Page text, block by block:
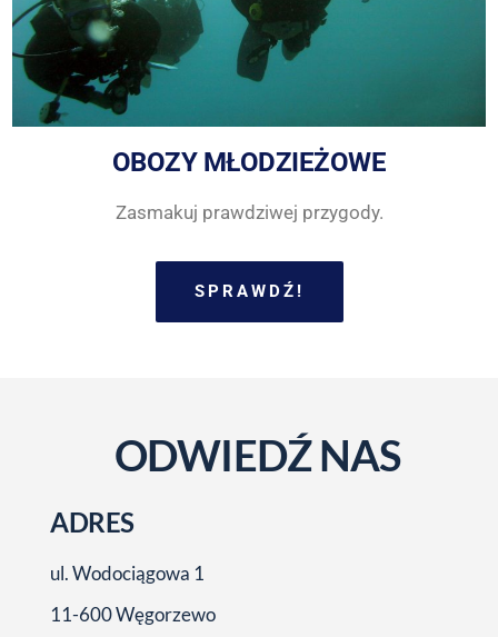
OBOZY MŁODZIEŻOWE
Zasmakuj prawdziwej przygody.
SPRAWDŹ!
ODWIEDŹ NAS
ADRES
ul. Wodociągowa 1
11-600 Węgorzewo